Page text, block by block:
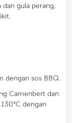
gula perang,
dengan sos BBQ.
Camenbert dan
dengan